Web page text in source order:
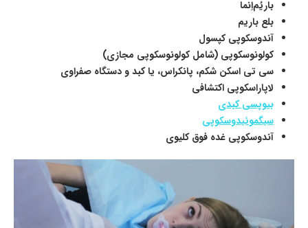
باریُم‌اِنما
بلع باریم
آندوسکوپی کپسول
کولونوسکوپی (شامل کولونوسکوپی مجازی)
سی تی اسکن شکم، پانکراس، یا کبد و دستگاه صفراوی
لاپاراسکوپی اکتشافی
بیوپسی کبدی
سیگموئیدوسکوپی
آندوسکوپی غده فوق کلیوی